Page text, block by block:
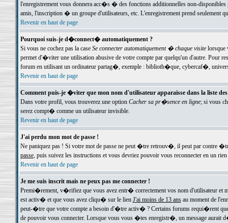
l'enregistrement vous donnera acc�s � des fonctions additionnelles non-
amis, l'inscription � un groupe d'utilisateurs, etc. L'enregistrement prend seulement
Revenir en haut de page
Pourquoi suis-je d�connect� automatiquement ?
Si vous ne cochez pas la case Se connecter automatiquement � chaque visitelorsque
permet d'�viter une utilisation abusive de votre compte par quelqu'un d'autre. Pour
forum en utilisant un ordinateur partag�, exemple : biblioth�que, cybercaf�,
Revenir en haut de page
Comment puis-je �viter que mon nom d'utilisateur apparaisse dans la liste
Dans votre profil, vous trouverez une option Cacher sa pr�sence en ligne; si vous
serez compt� comme un utilisateur invisible.
Revenir en haut de page
J'ai perdu mon mot de passe !
Ne paniquez pas ! Si votre mot de passe ne peut �tre retrouv�, il peut par contre
passe, puis suivez les instructions et vous devriez pouvoir vous reconnecter en un rien
Revenir en haut de page
Je me suis inscrit mais ne peux pas me connecter !
Premi�rement, v�rifiez que vous avez entr� correctement vos nom d'utilisateur
est activ� et que vous avez cliqu� sur le lien J'ai moins de 13 ansau moment de
peut-�tre que votre compte a besoin d'�tre activ� ? Certains forums requi�rent
de pouvoir vous connecter. Lorsque vous vous �tes enregistr�, un message aurait